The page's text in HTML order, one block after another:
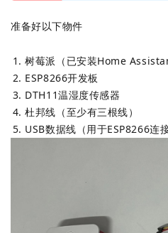
准备好以下物件
树莓派（已安装Home
ESP8266开发板
DTH11温湿度传感器
杜邦线（至少有三根线）
USB数据线（用于ESP8266连